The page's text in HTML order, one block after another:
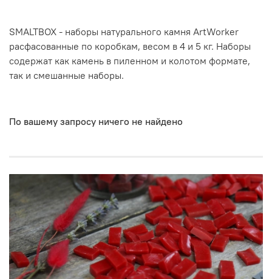
SMALTBOX - наборы натурального камня ArtWorker
расфасованные по коробкам, весом в 4 и 5 кг. Наборы
содержат как камень в пиленном и колотом формате,
так и смешанные наборы.
По вашему запросу ничего не найдено